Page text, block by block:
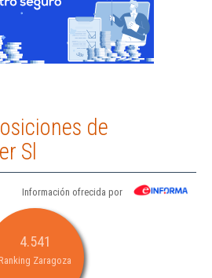
de
Sl
Información ofrecida por
4.541
Ranking Zaragoza